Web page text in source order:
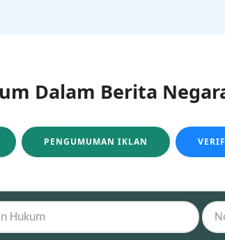
Dalam Berita
PENGUMUMAN IKLAN